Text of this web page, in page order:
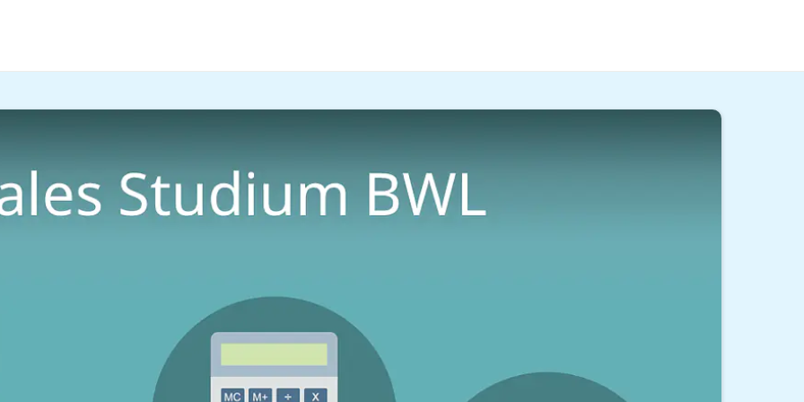
funktioniert und träumst von deinem eigenen Unternehmen? Durch ein duales Studium BWL hast